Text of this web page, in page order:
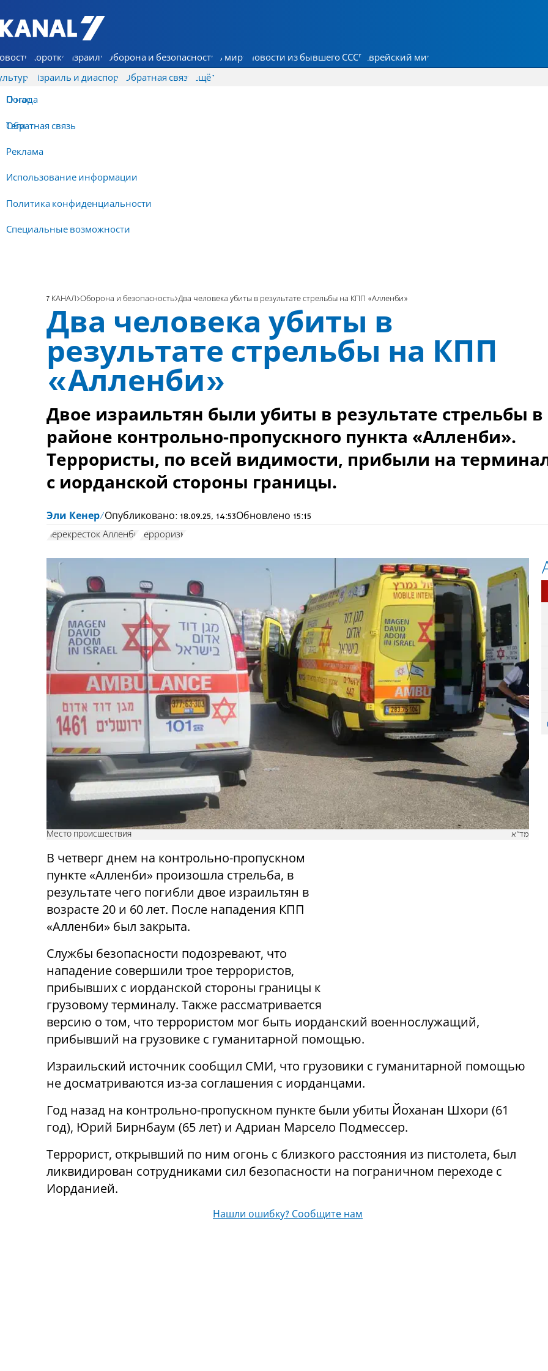
7 КАНАЛ - Аруц Шева
Коротко Израиль Оборона и безопасность В мире Новости из бывшего СССР Еврейский мир
Израиль и диаспора Обратная связь
О нас
Обратная связь
Реклама
Использование информации
Политика конфиденциальности
Специальные возможности
Ещё
Погода
Теги
7 КАНАЛ Оборона и безопасность Два человека убиты в результате стрельбы на КПП «Алленби»
Два человека убиты в
результате стрельбы на КПП
«Алленби»
Двое израильтян были убиты в результате стрельбы в
районе контрольно-пропускного пункта «Алленби».
Террористы, по всей видимости, прибыли на
с иорданской стороны границы.
Эли Кенер Опубликовано: 18.09.25, 14:53Обновлено 15:15
перекресток Алленби терроризм
Место происшествия מד"א
В четверг днем на контрольно-пропускном
пункте «Алленби» произошла стрельба, в
результате чего погибли двое израильтян в
возрасте 20 и 60 лет. После нападения КПП
«Алленби» был закрыта.
Службы безопасности подозревают, что
нападение совершили трое террористов,
прибывших с иорданской стороны границы к
грузовому терминалу. Также рассматривается
версию о том, что террористом мог быть иорданский военнослужащий,
прибывший на грузовике с гуманитарной помощью.
Израильский источник сообщил СМИ, что грузовики с гуманитарной помощью
не досматриваются из-за соглашения с иорданцами.
Год назад на контрольно-пропускном пункте были убиты Йоханан Шхори (61
год), Юрий Бирнбаум (65 лет) и Адриан Марсело Подмессер.
Террорист, открывший по ним огонь с близкого расстояния из пистолета, был
ликвидирован сотрудниками сил безопасности на пограничном переходе с
Иорданией.
Нашли ошибку? Сообщите нам